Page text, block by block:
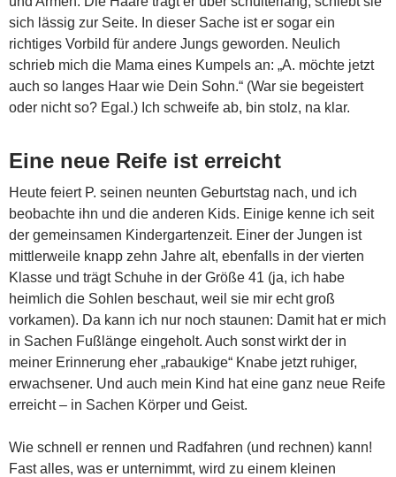
sich lässig zur Seite. In dieser Sache ist er sogar ein
richtiges Vorbild für andere Jungs geworden. Neulich
schrieb mich die Mama eines Kumpels an: „A. möchte jetzt
auch so langes Haar wie Dein Sohn.“ (War sie begeistert
oder nicht so? Egal.) Ich schweife ab, bin stolz, na klar.
Eine neue Reife ist erreicht
Heute feiert P. seinen neunten Geburtstag nach, und ich
beobachte ihn und die anderen Kids. Einige kenne ich seit
der gemeinsamen Kindergartenzeit. Einer der Jungen ist
mittlerweile knapp zehn Jahre alt, ebenfalls in der vierten
Klasse und trägt Schuhe in der Größe 41 (ja, ich habe
heimlich die Sohlen beschaut, weil sie mir echt groß
vorkamen). Da kann ich nur noch staunen: Damit hat er mich
in Sachen Fußlänge eingeholt. Auch sonst wirkt der in
meiner Erinnerung eher „rabaukige“ Knabe jetzt ruhiger,
erwachsener. Und auch mein Kind hat eine ganz neue Reife
erreicht – in Sachen Körper und Geist.
Wie schnell er rennen und Radfahren (und rechnen) kann!
Fast alles, was er unternimmt, wird zu einem kleinen